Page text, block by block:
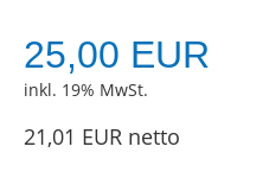
25,00 EUR
inkl. 19% MwSt.
21,01 EUR netto